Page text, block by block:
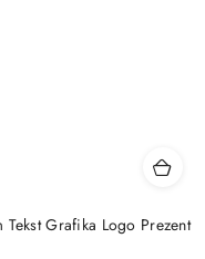
Tekst Grafika Logo Prezent